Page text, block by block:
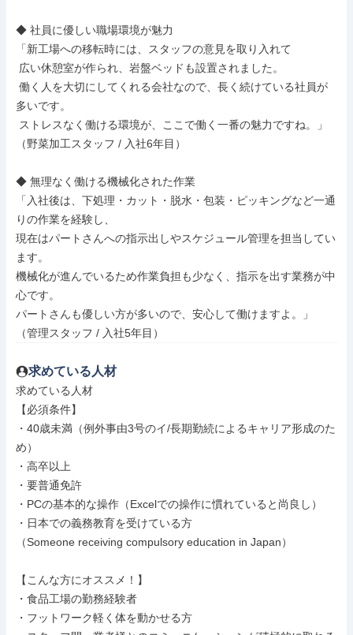
◆ 社員に優しい職場環境が魅力
「新工場への移転時には、スタッフの意見を取り入れて
多いです。
（野菜加工スタッフ / 入社6年目）
◆ 無理なく働ける機械化された作業
「入社後は、下処理・カット・脱水・包装・ピッキングなど一通
りの作業を経験し、
現在はパートさんへの指示出しやスケジュール管理を担当してい
ます。
機械化が進んでいるため作業負担も少なく、指示を出す業務が中
心です。
パートさんも優しい方が多いので、安心して働けますよ。」
（管理スタッフ / 入社5年目）
求めている人材
求めている人材
【必須条件】
・40歳未満（例外事由3号のイ/長期勤続によるキャリア形成のた
め）
・高卒以上
・要普通免許
・PCの基本的な操作（Excelでの操作に慣れていると尚良し）
・日本での義務教育を受けている方
（Someone receiving compulsory education in Japan）
【こんな方にオススメ！】
・食品工場の勤務経験者
・フットワーク軽く体を動かせる方